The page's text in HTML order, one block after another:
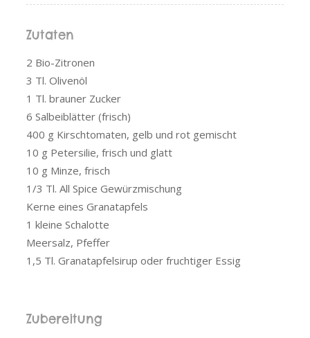
Zutaten
2 Bio-Zitronen
3 Tl. Olivenöl
1 Tl. brauner Zucker
6 Salbeiblätter (frisch)
400 g Kirschtomaten, gelb und rot gemischt
10 g Petersilie, frisch und glatt
10 g Minze, frisch
1/3 Tl. All Spice Gewürzmischung
Kerne eines Granatapfels
1 kleine Schalotte
Meersalz, Pfeffer
1,5 Tl. Granatapfelsirup oder fruchtiger Essig
Zubereitung